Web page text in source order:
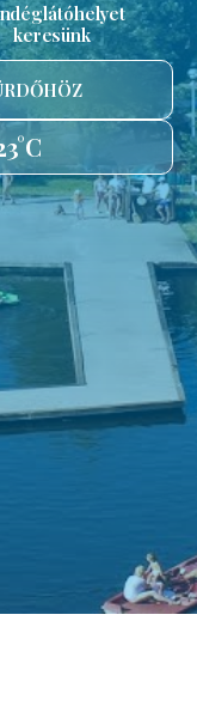
keresünk